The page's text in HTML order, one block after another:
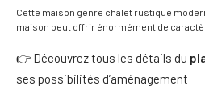
Cette maison genre chalet rustique
maison peut offrir énormément de
👉 Découvrez tous les détails du
ses possibilités d’aménagement